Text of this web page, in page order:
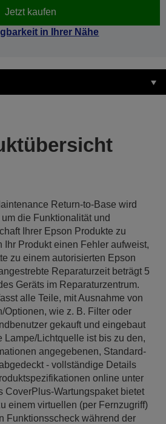
Jetzt kaufen
in Ihrer Nähe
Return-to-Base wird
die Funktionalität und
Ihrer Epson Produkte zu
Ihr Produkt einen Fehler aufweist,
zu einem autorisierten Epson
Reparaturzeit beträgt 5
Geräts im Reparaturzentrum.
alle Teile, mit Ausnahme von
Optionen, wie z. B. Filter oder
gekauft und eingebaut
Lampe/Lichtquelle ist bis zu den,
angegebenen, Standard-
- vollständige Details
online unter
CoverPlus-Wartungspaket bietet
einem virtuellen (per Fernzugriff)
Funktionsscheck während der